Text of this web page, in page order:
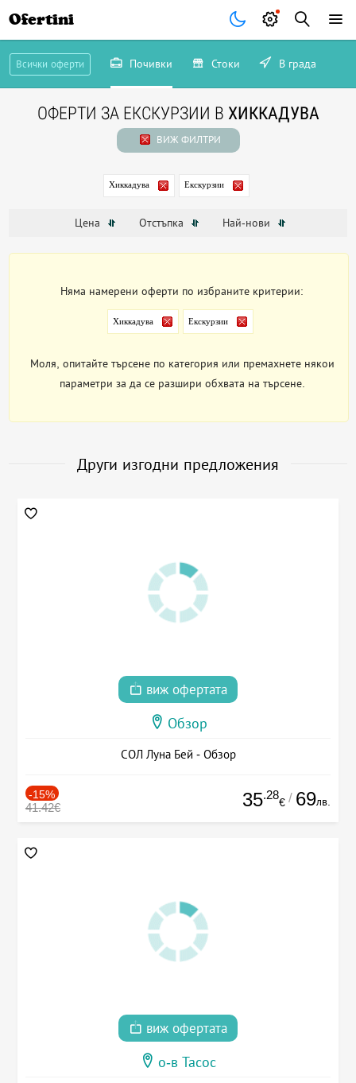
Ofertini
Всички оферти Почивки Стоки В града
ОФЕРТИ ЗА ЕКСКУРЗИИ В ХИККАДУВА
ВИЖ ФИЛТРИ
Хиккадува Екскурзии
Цена Отстъпка Най-нови
Няма намерени оферти по избраните критерии:
Хиккадува Екскурзии
Моля, опитайте търсене по категория или премахнете някои
параметри за да се разшири обхвата на търсене.
Други изгодни предложения
виж офертата
Обзор
СОЛ Луна Бей - Обзор
-15%
41.42€ 35.28
€ / 69лв.
виж офертата
о-в Тасос